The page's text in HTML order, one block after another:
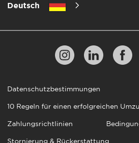
Deutsch
Datenschutzbestimmungen
10 Regeln für einen erfolgreichen
Zahlungsrichtlinien
Stornierung & Rückerstattung